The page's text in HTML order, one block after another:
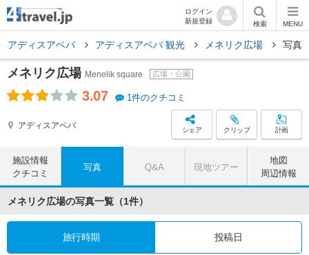
ログイン
新規登録
検索 MENU
アディスアベバ アディスアベバ 観光 メネリク広場 写真
メネリク広場 Menelik square 広場・公園
3.07 1件のクチコミ
アディスアベバ シェア クリップ 計画
施設情報
クチコミ
写真 Q&A 現地ツアー
地図
周辺情報
メネリク広場の写真一覧（1件）
旅行時期 投稿日